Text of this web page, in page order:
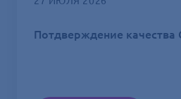
Потдверждение качества